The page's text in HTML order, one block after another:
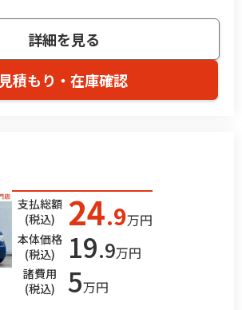
詳細を見る
見積もり・在庫確認
支払総額
(税込)
24.9万円
本体価格
(税込)
19.9万円
諸費用
(税込)
5万円